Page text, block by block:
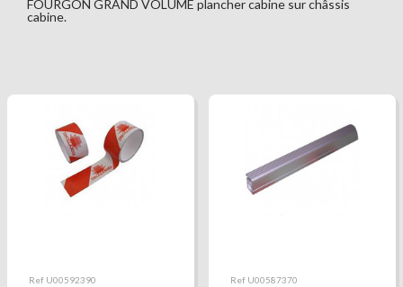
FOURGON GRAND VOLUME plancher cabine sur châssis
cabine.
Ref U00592390 Ref U00587370